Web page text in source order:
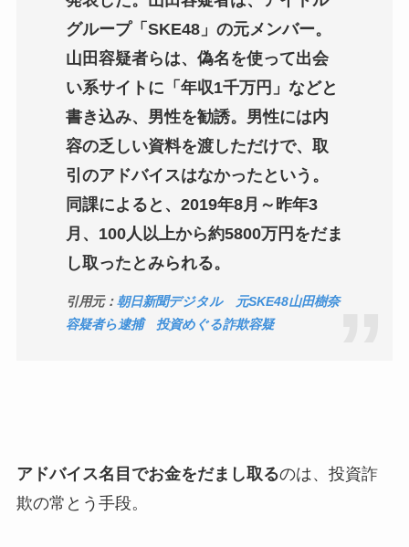
グループ「SKE48」の元メンバー。
山田容疑者らは、偽名を使って出会
い系サイトに「年収1千万円」などと
書き込み、男性を勧誘。男性には内
容の乏しい資料を渡しただけで、取
引のアドバイスはなかったという。
同課によると、2019年8月～昨年3
月、100人以上から約5800万円をだま
し取ったとみられる。
引用元：朝日新聞デジタル 元SKE48山田樹奈
容疑者ら逮捕 投資めぐる詐欺容疑
アドバイス名目でお金をだまし取るのは、投資詐
欺の常とう手段。